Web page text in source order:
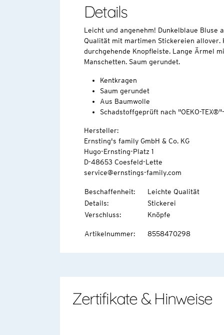
Details
Leicht und angenehm! Dunkelblaue Bluse
Qualität mit martimen Stickereien allover.
durchgehende Knopfleiste. Lange Ärmel
Manschetten. Saum gerundet.
Kentkragen
Saum gerundet
Aus Baumwolle
Schadstoffgeprüft nach "OEKO-
Hersteller:
Ernsting's family GmbH & Co. KG
Hugo-Ernsting-Platz 1
D-48653 Coesfeld-Lette
service@ernstings-family.com
Beschaffenheit:
Leichte Qualität
Details:
Stickerei
Verschluss: Knöpfe
Artikelnummer: 8558470298
Zertifikate & Hinweise